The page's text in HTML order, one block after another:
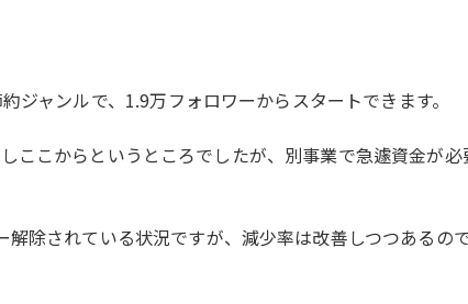
ャンルで、1.9万フォロワーからスタートできます。
こからというところでしたが、別事業で急遽資金が
除されている状況ですが、減少率は改善しつつあるの